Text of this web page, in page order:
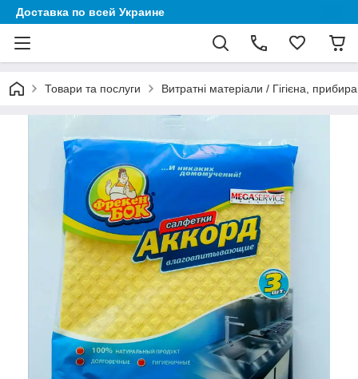
Доставка по всей Украине
Товари та послуги Витратні матеріали / Гігієна,